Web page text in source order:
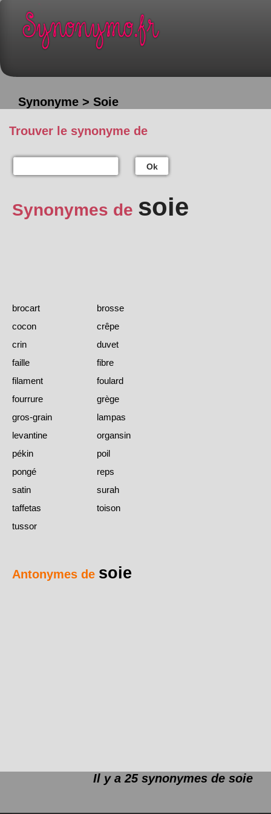
Synonyme > Soie
Trouver le synonyme de
Ok
Synonymes de soie
brocart
brosse
cocon
crêpe
crin
duvet
faille
fibre
filament
foulard
fourrure
grège
gros-grain
lampas
levantine
organsin
pékin
poil
pongé
reps
satin
surah
taffetas
toison
tussor
Antonymes de soie
Il y a 25 synonymes de soie